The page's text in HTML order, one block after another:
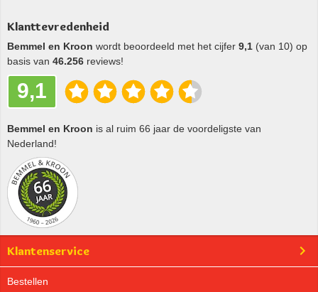
Klanttevredenheid
Bemmel en Kroon wordt beoordeeld met het cijfer 9,1 (van 10) op
basis van 46.256 reviews!
9,1
Bemmel en Kroon is al ruim 66 jaar de voordeligste van
Nederland!
Klantenservice
Bestellen